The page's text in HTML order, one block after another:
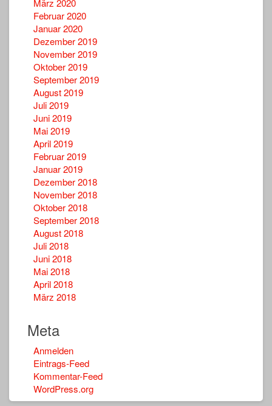
März 2020
Februar 2020
Januar 2020
Dezember 2019
November 2019
Oktober 2019
September 2019
August 2019
Juli 2019
Juni 2019
Mai 2019
April 2019
Februar 2019
Januar 2019
Dezember 2018
November 2018
Oktober 2018
September 2018
August 2018
Juli 2018
Juni 2018
Mai 2018
April 2018
März 2018
Meta
Anmelden
Eintrags-Feed
Kommentar-Feed
WordPress.org